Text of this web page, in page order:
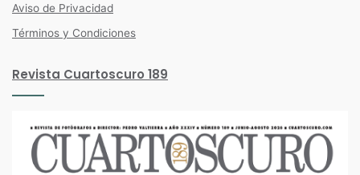
Aviso de Privacidad
Términos y Condiciones
Revista Cuartoscuro 189